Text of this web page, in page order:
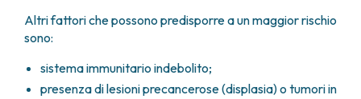
Altri fattori che possono predisporre a un maggior rischio
sono:
sistema immunitario indebolito;
presenza di lesioni precancerose (displasia) o tumori in